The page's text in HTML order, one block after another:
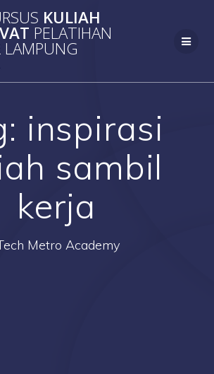
to
content
KULIAH
PELATIHAN
LAMPUNG
inspirasi
sambil
kerja
Metro Academy